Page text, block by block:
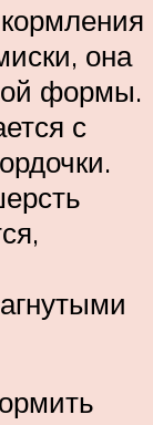
она
формы.
с